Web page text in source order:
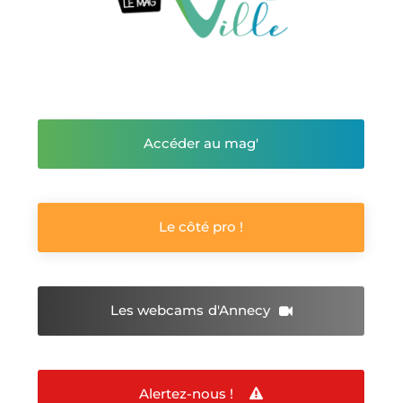
Accéder au mag'
Le côté pro !
Les webcams d'Annecy
Alertez-nous !